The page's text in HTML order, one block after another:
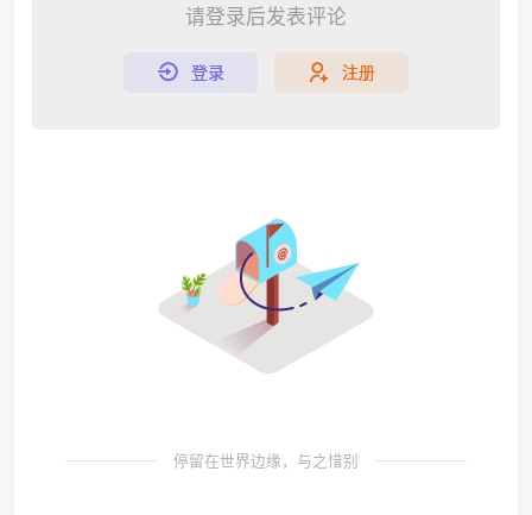
请登录后发表评论
登录 注册
停留在世界边缘，与之惜别